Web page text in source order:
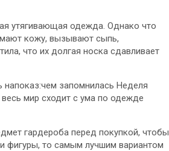
утягивающая одежда. Однако что
кожу, вызывают сыпь,
что их долгая носка сдавливает
запомнилась Неделя
мир сходит с ума по одежде
гардероба перед покупкой, чтобы
фигуры, то самым лучшим вариантом